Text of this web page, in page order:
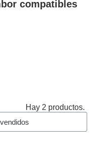
compatibles
Hay 2 productos.